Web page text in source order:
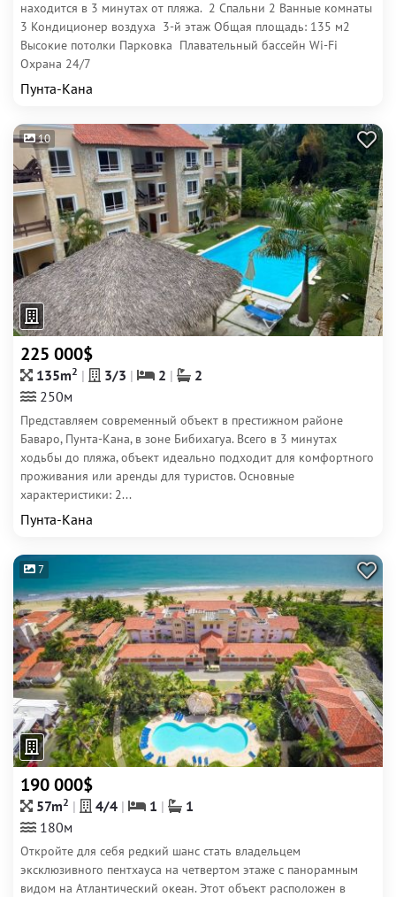
находится в 3 минутах от пляжа. 2 Спальни 2 Ванные комнаты
3 Кондиционер воздуха 3-й этаж Общая площадь: 135 м2
Высокие потолки Парковка Плавательный бассейн Wi-Fi
Охрана 24/7
Пунта-Кана
10
225 000$
135m2 3/3 2
2
250м
Представляем современный объект в престижном районе
Баваро, Пунта-Кана, в зоне Бибихагуа. Всего в 3 минутах
ходьбы до пляжа, объект идеально подходит для комфортного
проживания или аренды для туристов. Основные
характеристики: 2...
Пунта-Кана
7
190 000$
57m2 4/4 1
1
180м
Откройте для себя редкий шанс стать владельцем
эксклюзивного пентхауса на четвертом этаже с панорамным
видом на Атлантический океан. Этот объект расположен в